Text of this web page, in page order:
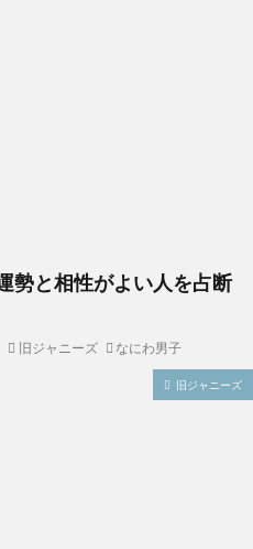
勢と相性がよい人を占断
旧ジャニーズ なにわ男子
旧ジャニーズ